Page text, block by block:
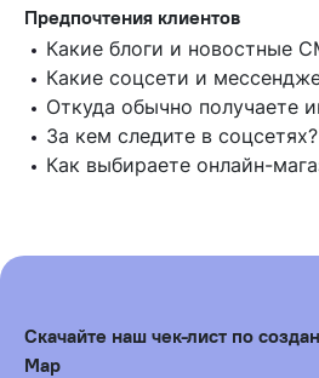
Предпочтения клиентов
Какие блоги и новостные
Какие соцсети и
Откуда обычно получаете
За кем следите в соцсетях?
Как выбираете онлайн-
Скачайте наш чек-лист по
Map